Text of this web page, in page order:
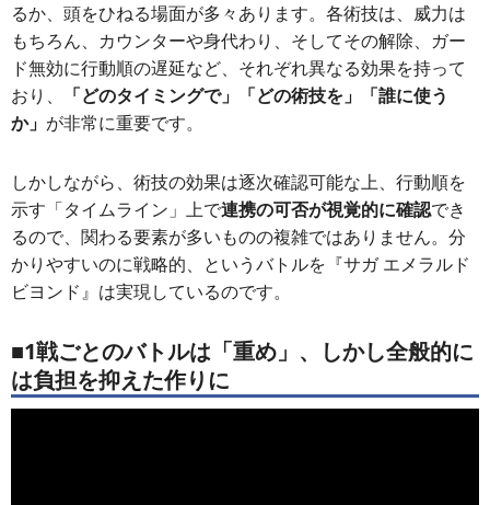
るか、頭をひねる場面が多々あります。各術技は、威力は
もちろん、カウンターや身代わり、そしてその解除、ガー
ド無効に行動順の遅延など、それぞれ異なる効果を持って
おり、
「どのタイミングで」「どの術技を」「誰に使う
か」 が非常に重要です。
しかしながら、術技の効果は逐次確認可能な上、行動順を
示す「タイムライン」上で連携の可否が視覚的に確認でき
るので、関わる要素が多いものの複雑ではありません。分
かりやすいのに戦略的、というバトルを『サガ エメラルド
ビヨンド』は実現しているのです。
■1戦ごとのバトルは「重め」、しかし全般的に
は負担を抑えた作りに